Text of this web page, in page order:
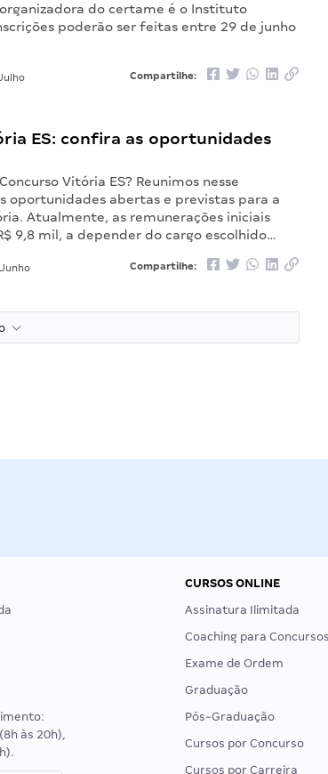
do certame é o Instituto
poderão ser feitas entre 29 de junho
Compartilhe:
ES: confira as oportunidades
Vitória ES? Reunimos nesse
oportunidades abertas e previstas para a
Atualmente, as remunerações iniciais
9,8 mil, a depender do cargo escolhido…
Compartilhe:
às 20h),
CURSOS ONLINE
Assinatura Ilimitada
Coaching para Concursos
Exame de Ordem
Graduação
Pós-Graduação
Cursos por Concurso
Cursos por Carreira